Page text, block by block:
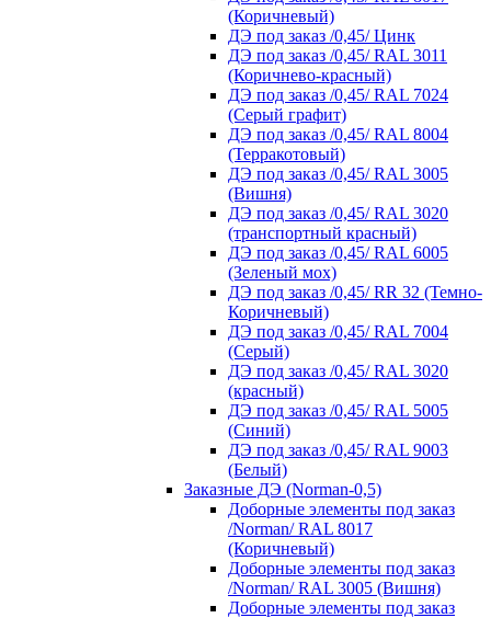
(Коричневый)
ДЭ под заказ /0,45/ Цинк
ДЭ под заказ /0,45/ RAL 3011
(Коричнево-красный)
ДЭ под заказ /0,45/ RAL 7024
(Серый графит)
ДЭ под заказ /0,45/ RAL 8004
(Терракотовый)
ДЭ под заказ /0,45/ RAL 3005
(Вишня)
ДЭ под заказ /0,45/ RAL 3020
(транспортный красный)
ДЭ под заказ /0,45/ RAL 6005
(Зеленый мох)
ДЭ под заказ /0,45/ RR 32 (Темно-
Коричневый)
ДЭ под заказ /0,45/ RAL 7004
(Серый)
ДЭ под заказ /0,45/ RAL 3020
(красный)
ДЭ под заказ /0,45/ RAL 5005
(Синий)
ДЭ под заказ /0,45/ RAL 9003
(Белый)
Заказные ДЭ (Norman-0,5)
Доборные элементы под заказ
/Norman/ RAL 8017
(Коричневый)
Доборные элементы под заказ
/Norman/ RAL 3005 (Вишня)
Доборные элементы под заказ